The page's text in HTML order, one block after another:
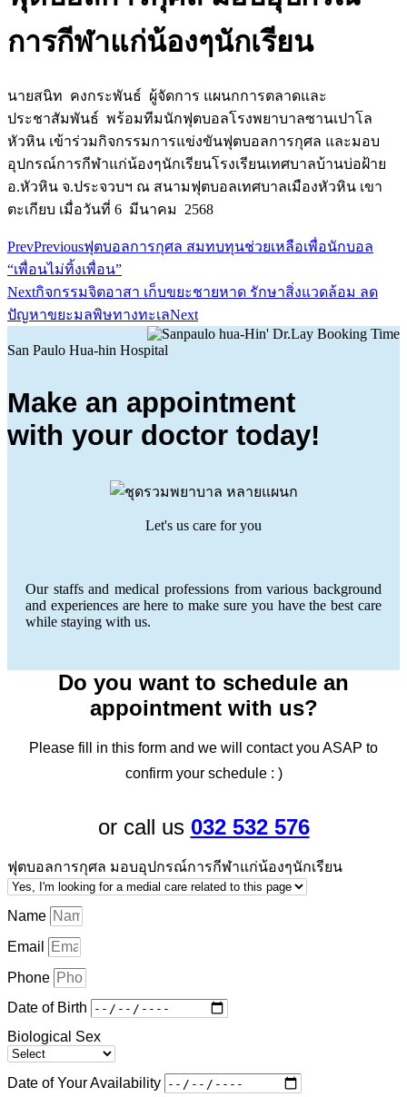
การกีฬาแก่น้องๆนักเรียน
นายสนิท คงกระพันธ์ ผู้จัดการ แผนกการตลาดและ
ประชาสัมพันธ์ พร้อมทีมนักฟุตบอลโรงพยาบาลซานเปาโล
หัวหิน เข้าร่วมกิจกรรมการแข่งขันฟุตบอลการกุศล และมอบ
อุปกรณ์การกีฬาแก่น้องๆนักเรียนโรงเรียนเทศบาลบ้านบ่อฝ้าย
อ.หัวหิน จ.ประจวบฯ ณ สนามฟุตบอลเทศบาลเมืองหัวหิน เขา
ตะเกียบ เมื่อวันที่ 6 มีนาคม 2568
PrevPreviousฟุตบอลการกุศล สมทบทุนช่วยเหลือเพื่อนักบอล
“เพื่อนไม่ทิ้งเพื่อน”
Nextกิจกรรมจิตอาสา เก็บขยะชายหาด รักษาสิ่งแวดล้อม ลด
ปัญหาขยะมลพิษทางทะเลNext
San Paulo Hua-hin Hospital
Make an appointment
with your doctor today!
Let's us care for you
Our staffs and medical professions from various background
and experiences are here to make sure you have the best care
while staying with us.
Do you want to schedule an
appointment with us?
Please fill in this form and we will contact you ASAP to
confirm your schedule : )
or call us 032 532 576
ฟุตบอลการกุศล มอบอุปกรณ์การกีฬาแก่น้องๆนักเรียน
Name
Email
Phone
Date of Birth
Biological Sex
Date of Your Availability